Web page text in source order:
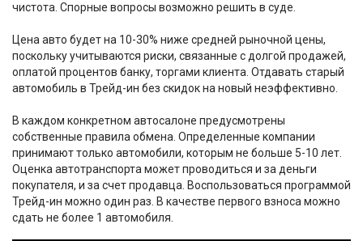
чистота. Спорные вопросы возможно решить в суде.
Цена авто будет на 10-30% ниже средней рыночной цены,
поскольку учитываются риски, связанные с долгой продажей,
оплатой процентов банку, торгами клиента. Отдавать старый
автомобиль в Трейд-ин без скидок на новый неэффективно.
В каждом конкретном автосалоне предусмотрены
собственные правила обмена. Определенные компании
принимают только автомобили, которым не больше 5-10 лет.
Оценка автотранспорта может проводиться и за деньги
покупателя, и за счет продавца. Воспользоваться программой
Трейд-ин можно один раз. В качестве первого взноса можно
сдать не более 1 автомобиля.